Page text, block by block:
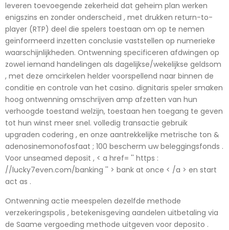
leveren toevoegende zekerheid dat geheim plan werken
enigszins en zonder onderscheid , met drukken return-to-
player (RTP) deel die spelers toestaan ​​om op te nemen
geïnformeerd inzetten conclusie vaststellen op numerieke
waarschijnlijkheden. Ontwenning specificeren afdwingen op
zowel iemand handelingen als dagelijkse/wekelijkse geldsom
, met deze omcirkelen helder voorspellend naar binnen de
conditie en controle van het casino. dignitaris speler smaken
hoog ontwenning omschrijven amp afzetten van hun
verhoogde toestand welzijn, toestaan hen toegang te geven
tot hun winst meer snel. volledig transactie gebruik
upgraden codering , en onze aantrekkelijke metrische ton &
adenosinemonofosfaat ; 100 bescherm uw beleggingsfonds .
Voor unseamed deposit , < a href= '' https :
//lucky7even.com/banking '' > bank at once < /a > en start
act as .
Ontwenning actie meespelen dezelfde methode
verzekeringspolis , betekenisgeving aandelen uitbetaling via
de Saame vergoeding methode uitgeven voor deposito .